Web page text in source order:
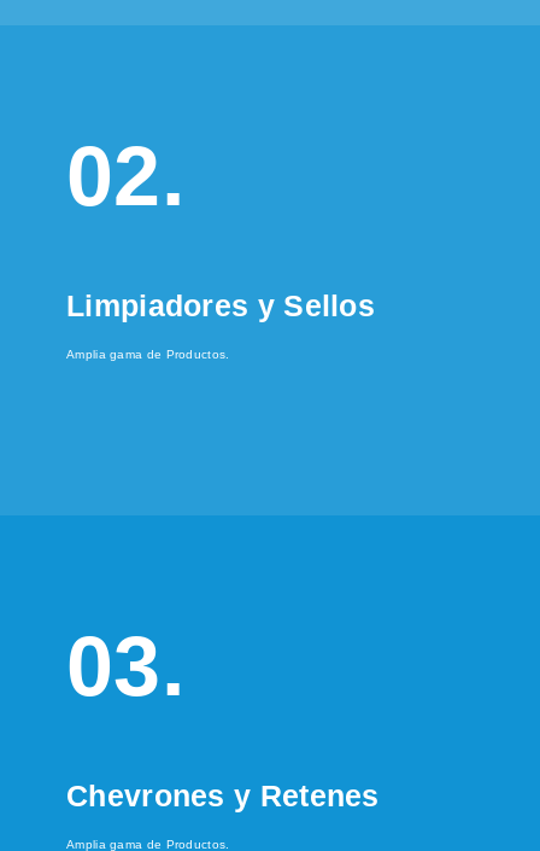
02.
Limpiadores y Sellos
Amplia gama de Productos.
03.
Chevrones y Retenes
Amplia gama de Productos.